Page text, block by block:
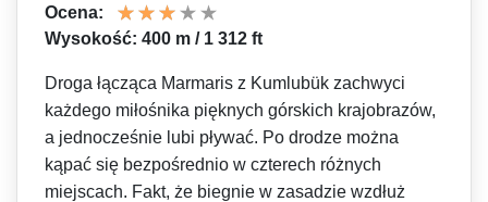
Ocena:
Wysokość: 400 m / 1 312 ft
Droga łącząca Marmaris z Kumlubük zachwyci
każdego miłośnika pięknych górskich krajobrazów,
a jednocześnie lubi pływać. Po drodze można
kąpać się bezpośrednio w czterech różnych
miejscach. Fakt, że biegnie w zasadzie wzdłuż